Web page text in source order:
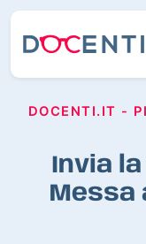
DOCENTI.IT -
Invia
Messa